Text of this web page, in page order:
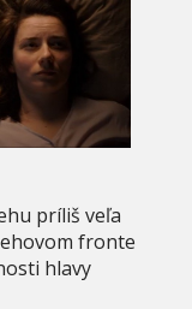
príliš veľa
fronte
hlavy